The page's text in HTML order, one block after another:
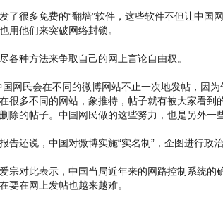
了很多免费的“翻墙”软件，这些软件不但让中国
用他们来突破网络封锁。
各种方法来争取自己的网上言论自由权。
国网民会在不同的微博网站不止一次地发帖，因
很多不同的网站，象推特，帖子就有被大家看到
除的帖子。中国网民做的这些努力，也是另外一
告还说，中国对微博实施“实名制”，企图进行政
宗对此表示，中国当局近年来的网路控制系统的
要在网上发帖也越来越难。